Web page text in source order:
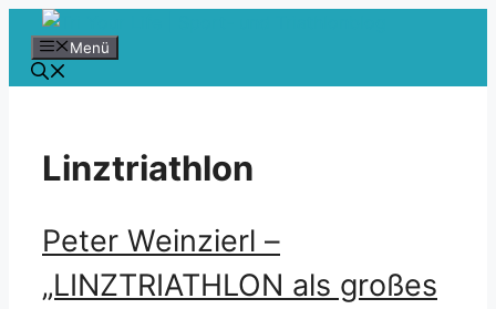
Zum
Inhalt
springen
Menü
Linztriathlon
Peter Weinzierl –
„LINZTRIATHLON als großes